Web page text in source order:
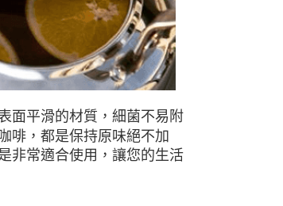
面平滑的材質，細菌不易附
啡，都是保持原味絕不加
非常適合使用，讓您的生活